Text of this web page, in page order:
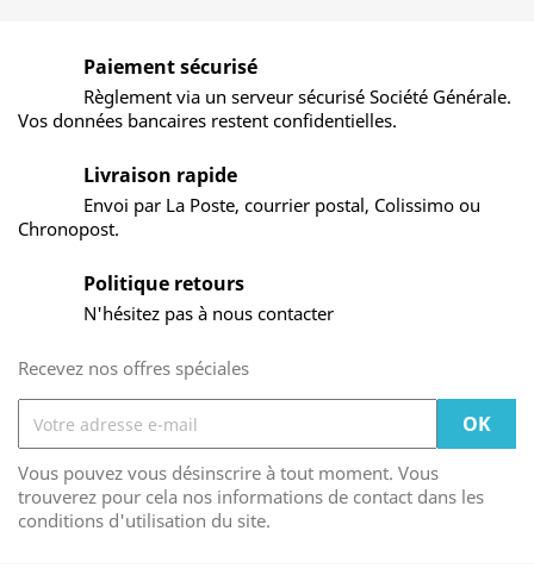
Paiement sécurisé
Règlement via un serveur sécurisé Société Générale.
Vos données bancaires restent confidentielles.
Livraison rapide
Envoi par La Poste, courrier postal, Colissimo ou
Chronopost.
Politique retours
N'hésitez pas à nous contacter
Recevez nos offres spéciales
Vous pouvez vous désinscrire à tout moment. Vous
trouverez pour cela nos informations de contact dans les
conditions d'utilisation du site.